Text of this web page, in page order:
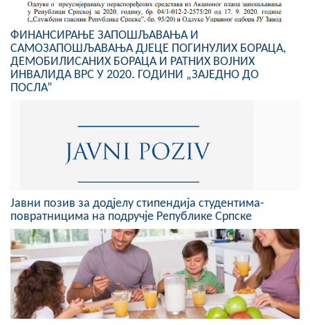
ФИНАНСИРАЊЕ ЗАПОШЉАВАЊА И
САМОЗАПОШЉАВАЊА ДЈЕЦЕ ПОГИНУЛИХ БОРАЦА,
ДЕМОБИЛИСАНИХ БОРАЦА И РАТНИХ ВОЈНИХ
ИНВАЛИДА ВРС У 2020. ГОДИНИ „ЗАЈЕДНО ДО
ПОСЛА”
Јавни позив за додјелу стипендија студентима-
повратницима на подручје Републике Српске